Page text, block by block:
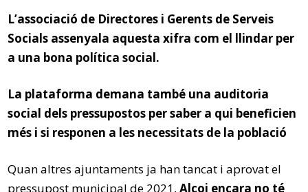
L’associació de Directores i Gerents de Serveis
Socials assenyala aquesta xifra com el llindar per
a una bona política social.
La plataforma demana també una auditoria
social dels pressupostos per saber a qui beneficien
més i si responen a les necessitats de la població
Quan altres ajuntaments ja han tancat i aprovat el
pressupost municipal de 2021,Alcoi encara no té